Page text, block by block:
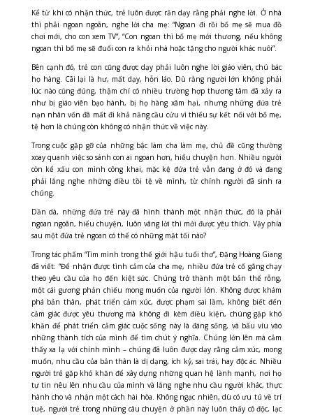
Kể từ khi có nhận thức, trẻ luôn được răn dạy rằng phải nghe lời. Ở nhà
thì phải ngoan ngoãn, nghe lời cha mẹ: “Ngoan đi rồi bố mẹ sẽ mua đồ
chơi mới, cho con xem TV”, “Con ngoan thì bố mẹ mới thương, nếu không
ngoan thì bố mẹ sẽ đuổi con ra khỏi nhà hoặc tặng cho người khác nuôi”.
Bên cạnh đó, trẻ con cũng được dạy phải luôn nghe lời giáo viên, chú bác
họ hàng. Cãi lại là hư, mất dạy, hỗn láo. Dù rằng người lớn không phải
lúc nào cũng đúng, thậm chí có nhiều trường hợp thương tâm đã xảy ra
như bị giáo viên bạo hành, bị họ hàng xâm hại, nhưng những đứa trẻ
nạn nhân vốn đã mất đi khả năng cầu cứu vì thiếu sự kết nối với bố mẹ,
tệ hơn là chúng còn không có nhận thức về việc này.
Trong cuộc gặp gỡ của những bậc làm cha làm mẹ, chủ đề cũng thường
xoay quanh việc so sánh con ai ngoan hơn, hiểu chuyện hơn. Nhiều người
còn kể xấu con mình công khai, mặc kệ đứa trẻ vẫn đang ở đó và đang
phải lắng nghe những điều tồi tệ về mình, từ chính người đã sinh ra
chúng.
Dần dà, những đứa trẻ này đã hình thành một nhận thức, đó là phải
ngoan ngoãn, hiểu chuyện, luôn vâng lời thì mới được yêu thích. Vậy phía
sau một đứa trẻ ngoan có thể có những mặt tối nào?
Trong tác phẩm “Tìm mình trong thế giới hậu tuổi thơ”, Đặng Hoàng Giang
đã viết: “Để nhận được tình cảm của cha mẹ, nhiều đứa trẻ cố gắng chạy
theo yêu cầu của họ đến kiệt sức. Chúng trở thành một bản thể rỗng,
một cái gương phản chiếu mong muốn của người lớn. Không được khám
phá bản thân, phát triển cảm xúc, được phạm sai lầm, không biết đến
cảm giác được yêu thương mà không đi kèm điều kiện, chúng gặp khó
khăn để phát triển cảm giác cuộc sống này là đáng sống, và bấu víu vào
những thành tích của mình để tìm chút ý nghĩa. Chúng lớn lên mà cảm
thấy xa lạ với chính mình – chúng đã luôn được dạy rằng cảm xúc, mong
muốn, nhu cầu của bản thân là dị dạng, ích kỷ, sai trái, hay độc ác. Nhiều
người trẻ gặp khó khăn để xây dựng những quan hệ lành mạnh, nơi họ
tự tin nêu lên nhu cầu của mình và lắng nghe nhu cầu người khác, thực
hành cho và nhận một cách hài hòa. Không ngạc nhiên, dù có ưu tú về trí
tuệ, người trẻ trong những câu chuyện ở phần này luôn thấy cô độc, lạc